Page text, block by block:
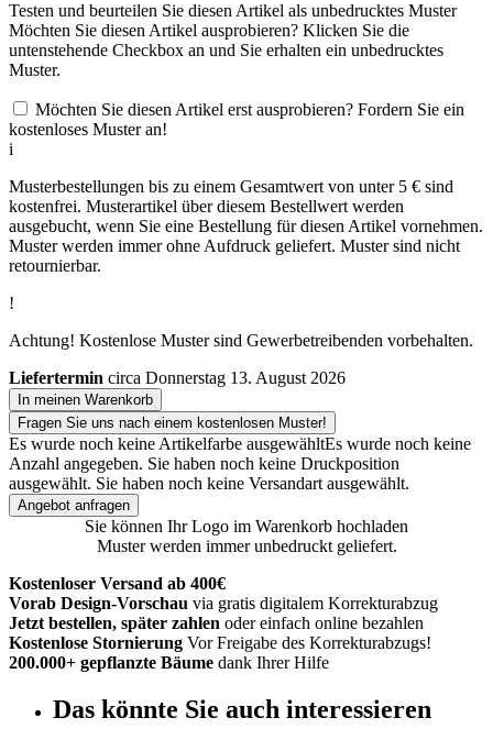
Testen und beurteilen Sie diesen Artikel als unbedrucktes Muster
Möchten Sie diesen Artikel ausprobieren? Klicken Sie die
untenstehende Checkbox an und Sie erhalten ein unbedrucktes
Muster.
Möchten Sie diesen Artikel erst ausprobieren? Fordern Sie ein
kostenloses Muster an!
i
Musterbestellungen bis zu einem Gesamtwert von unter 5 € sind
kostenfrei. Musterartikel über diesem Bestellwert werden
ausgebucht, wenn Sie eine Bestellung für diesen Artikel vornehmen.
Muster werden immer ohne Aufdruck geliefert. Muster sind nicht
retournierbar.
!
Achtung! Kostenlose Muster sind Gewerbetreibenden vorbehalten.
Liefertermin circa Donnerstag 13. August 2026
In meinen Warenkorb
Fragen Sie uns nach einem kostenlosen Muster!
Es wurde noch keine Artikelfarbe ausgewähltEs wurde noch keine
Anzahl angegeben. Sie haben noch keine Druckposition
ausgewählt. Sie haben noch keine Versandart ausgewählt.
Angebot anfragen
Sie können Ihr Logo im Warenkorb hochladen
Muster werden immer unbedruckt geliefert.
Kostenloser Versand ab 400€
Vorab Design-Vorschau via gratis digitalem Korrekturabzug
Jetzt bestellen, später zahlen oder einfach online bezahlen
Kostenlose Stornierung Vor Freigabe des Korrekturabzugs!
200.000+ gepflanzte Bäume dank Ihrer Hilfe
Das könnte Sie auch interessieren